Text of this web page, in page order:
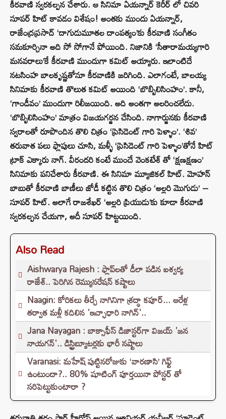
కీరవాణి స్వరకల్పన చేశారు. ఆ సినిమా ఏయన్నార్ కెరీర్ లో చివరి
సూపర్ హిట్ కావడం విశేషం! అంతకు ముందు ఏయన్నార్,
రాజేంద్రప్రసాద్ ‘దాగుడుమూతల దాంపత్యం’కు కీరవాణి సంగీతం
సమకూర్చినా అది సో సోగానే పోయింది. నిజానికి ‘సీతారామయ్యగారి
మనవరాలు’కే కీరవాణి ముందుగా కమిట్ అయ్యారు. ఇలాంటిదే
నటసింహ బాలకృష్ణతోనూ కీరవాణికి జరిగింది. ఎలాగంటే, బాలయ్య
సినిమాకు కీరవాణి తొలుత కమిట్ అయింది ‘బొబ్బిలిసింహం’. కానీ,
‘గాండీవం’ ముందుగా రిలీజయింది. అది అంతగా అలరించలేదు.
‘బొబ్బిలిసింహం’ మాత్రం విజయగర్జన చేసింది. నాగార్జునకు కీరవాణి
స్వరాలతో రూపొందిన తొలి చిత్రం ‘ప్రెసిడెంట్ గారి పెళ్ళాం’. ‘శివ’
తరువాత పలు ఫ్లాపులు చూసి, మళ్ళీ ‘ప్రెసిడెంట్ గారి పెళ్ళాం’తోనే హిట్
ట్రాక్ ఎక్కారు నాగ్. వీరందరి కంటే ముందే వెంకటేశ్ తో ‘క్షణక్షణం’
సినిమాకు పనిచేశారు కీరవాణి. ఈ సినిమా మ్యూజికల్ హిట్. మోహన్
బాబుతో కీరవాణి బాణీలు జోడీ కట్టిన తొలి చిత్రం ‘అల్లరి మొగుడు’ –
సూపర్ హిట్. అలాగే రాజశేఖర్ ‘అల్లరి ప్రియుడు’కు కూడా కీరవాణి
స్వరకల్పన చేయగా, అదీ సూపర్ హిట్టయింది.
Also Read
Aishwarya Rajesh : ఫ్లాప్‌లతో డీలా పడిన ఐశ్వర్య
రాజేశ్.. పెరిగిన రెమ్యునరేషన్‌ కష్టాలు
Naagin: కోరికలు తీర్చే నాగినిగా శ్రద్ధా కపూర్... ఆరేళ్ల
తర్వాత మళ్లీ కదిలిన 'ఇచ్ఛాధారి నాగిన్'..
Jana Nayagan : బాక్సాఫీస్ డిజాస్టర్‌గా విజయ్ 'జన
నాయగన్'.. డిస్ట్రిబ్యూటర్లకు భారీ నష్టాలు
Varanasi: మహేష్ పుట్టినరోజుకు ‘వారణాసి’ గిఫ్ట్
ఉంటుందా?.. 80% షూటింగ్ పూర్తయినా పోస్టర్ తో
సరిపెట్టుకుంటారా ?